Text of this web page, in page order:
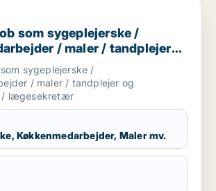
sygeplejerske / køkkenmedarbejder /
som sygeplejerske /
/ maler / tandplejer
/ lægesekretær
sygeplejerske /
/ maler / tandplejer og
/ lægesekretær
Køkkenmedarbejder, Maler mv.